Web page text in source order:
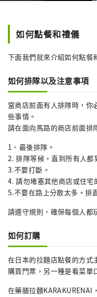
如何點餐和禮儀
下面我們就來介紹如何點餐
如何排隊以及注意事項
當商店前面有人排隊時，你
些事情。
請在面向馬路的商店前面排
1、最後排隊。
2. 排隊等候，直到所有人都
3.不要打斷。
4. 請勿堵塞其他商店或住宅
5.不要在路上分散太多。排
請遵守規則，確保每個人都
如何訂購
在日本的拉麵店點餐的方式
購買門票，另一種是看菜單
在藥膳拉麵KARAKURENAI